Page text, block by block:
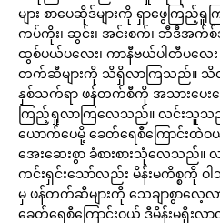
များ စာပေဆိုဒ်များကို ရှာဖွေကြည့်
ကပ်ကိုး၊ ဆွင်း၊ အင်းစက်၊ ဘီဒီအက်စ်
ထွစ်ပယ်ပလေး၊ ကာနီဗယ်ပါတီပလေး
တက်ဆီများကို သိရှိလာကြသည်။ သိလ
နှစ်သက်ရာ ဖန်တက်စီကို အသားပေးသ
ကြည့်ရှုလာကြလေသည်။ လင်းသူသ
ယောက်ပေမို့ ခေတ်ရေစီကြောင်းထဲဝယ်
အေးဆေးစွာ ခံစားစားသုံလေသည်။
ကင်းရှင်းသော်လည်း မိန်းမကိစ္စကို
မှ ဖန်တက်ဆီများကို သေချာစွာလေ့
ခေတ်ရေစီကြောင်းဝယ် ဒီမိန်းမရို